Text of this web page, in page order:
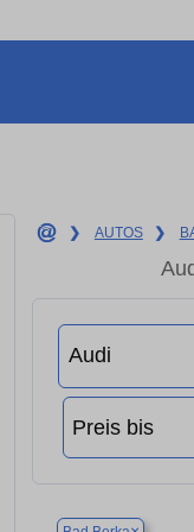
❯ AUTOS ❯